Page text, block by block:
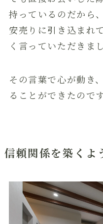
持っているのだから
安売りに引き込まれ
く言っていただきま
その言葉で心が動き
ることができたのです
信頼関係を築くよ